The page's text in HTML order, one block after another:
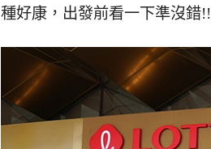
種好康，出發前看一下準沒錯!!